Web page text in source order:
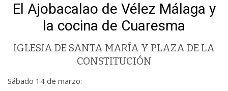
El Ajobacalao de Vélez Málaga y
la cocina de Cuaresma
IGLESIA DE SANTA MARÍA Y PLAZA DE LA
CONSTITUCIÓN
Sábado 14 de marzo: